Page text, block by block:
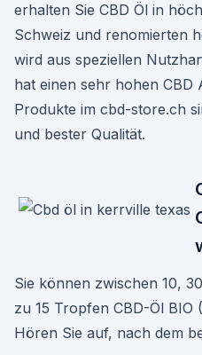
erhalten Sie CBD Öl in
Schweiz und renomierten
wird aus speziellen
hat einen sehr hohen CBD
Produkte im cbd-store.ch
und bester Qualität.
Sie können zwischen 10,
zu 15 Tropfen CBD-Öl BIO
Hören Sie auf, nach dem